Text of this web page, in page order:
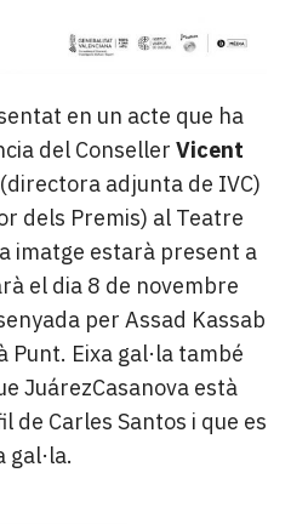
en un acte que ha
del Conseller Vicent
(directora adjunta de IVC)
dels Premis) al Teatre
imatge estarà present a
el dia 8 de novembre
per Assad Kassab
Punt. Eixa gal·la també
JuárezCasanova està
de Carles Santos i que es